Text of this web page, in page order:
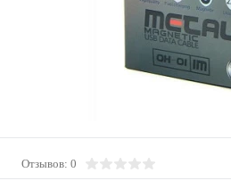
Отзывов: 0